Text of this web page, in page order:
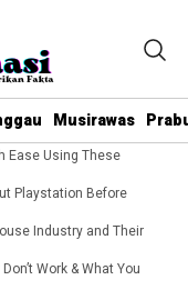
Musirawas
Ease Using These
Playstation Before
Industry and Their
Work & What You